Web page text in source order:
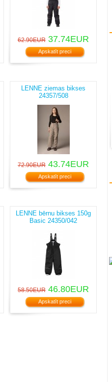
62.90EUR 37.74EUR
Apskatīt preci
LENNE ziemas bikses
24357/508
72.90EUR 43.74EUR
Apskatīt preci
LENNE bērnu bikses 150g
Basic 24350/042
58.50EUR 46.80EUR
Apskatīt preci